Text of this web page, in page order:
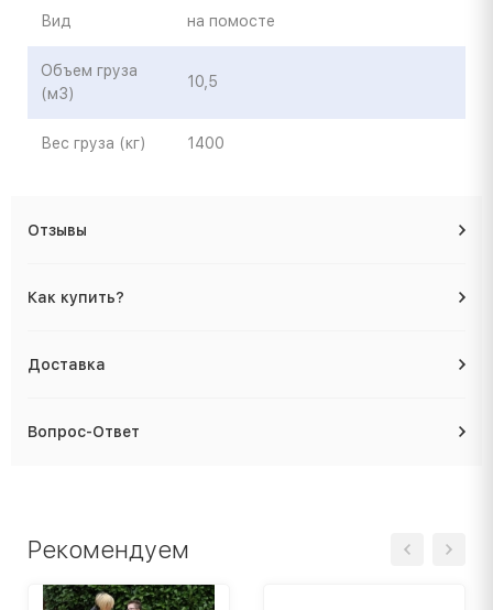
Вид на помосте
Объем груза
(м3)
10,5
Вес груза (кг) 1400
Отзывы
Как купить?
Доставка
Вопрос-Ответ
Рекомендуем